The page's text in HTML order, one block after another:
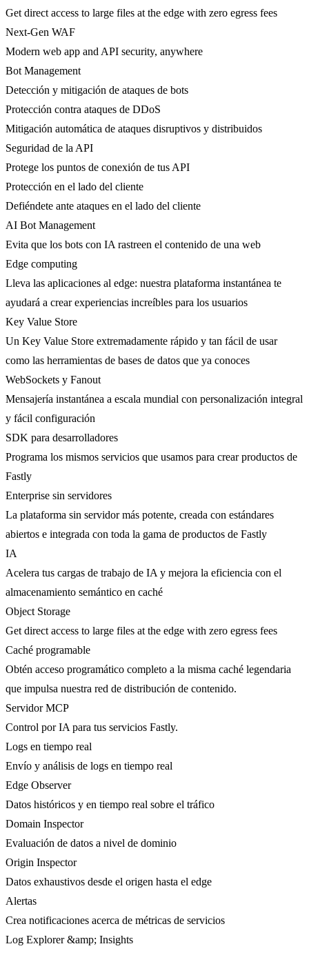
Get direct access to large files at the edge with zero egress fees
Next-Gen WAF
Modern web app and API security, anywhere
Bot Management
Detección y mitigación de ataques de bots
Protección contra ataques de DDoS
Mitigación automática de ataques disruptivos y distribuidos
Seguridad de la API
Protege los puntos de conexión de tus API
Protección en el lado del cliente
Defiéndete ante ataques en el lado del cliente
AI Bot Management
Evita que los bots con IA rastreen el contenido de una web
Edge computing
Lleva las aplicaciones al edge: nuestra plataforma instantánea te
ayudará a crear experiencias increíbles para los usuarios
Key Value Store
Un Key Value Store extremadamente rápido y tan fácil de usar
como las herramientas de bases de datos que ya conoces
WebSockets y Fanout
Mensajería instantánea a escala mundial con personalización integral
y fácil configuración
SDK para desarrolladores
Programa los mismos servicios que usamos para crear productos de
Fastly
Enterprise sin servidores
La plataforma sin servidor más potente, creada con estándares
abiertos e integrada con toda la gama de productos de Fastly
IA
Acelera tus cargas de trabajo de IA y mejora la eficiencia con el
almacenamiento semántico en caché
Object Storage
Get direct access to large files at the edge with zero egress fees
Caché programable
Obtén acceso programático completo a la misma caché legendaria
que impulsa nuestra red de distribución de contenido.
Servidor MCP
Control por IA para tus servicios Fastly.
Logs en tiempo real
Envío y análisis de logs en tiempo real
Edge Observer
Datos históricos y en tiempo real sobre el tráfico
Domain Inspector
Evaluación de datos a nivel de dominio
Origin Inspector
Datos exhaustivos desde el origen hasta el edge
Alertas
Crea notificaciones acerca de métricas de servicios
Log Explorer &amp; Insights